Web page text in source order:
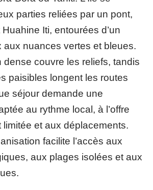
parties reliées par un pont,
Iti, entourées d’un
aux nuances vertes et bleues.
dense couvre les reliefs, tandis
paisibles longent les routes
séjour demande une
au rythme local, à l’offre
limitée et aux déplacements.
facilite l’accès aux
aux plages isolées et aux